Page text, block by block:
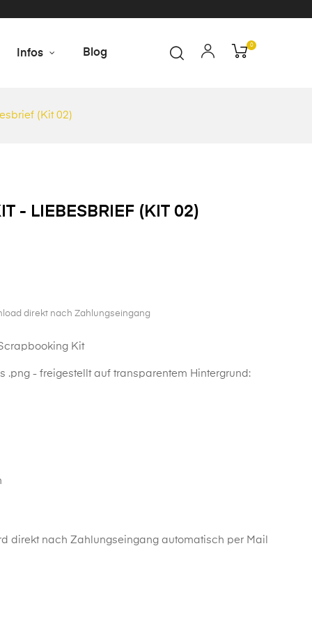
Infos Blog
0
(Kit 02)
- LIEBESBRIEF (KIT 02)
direkt nach Zahlungseingang
Kit
.png - freigestellt auf transparentem Hintergrund:
direkt nach Zahlungseingang automatisch per Mail